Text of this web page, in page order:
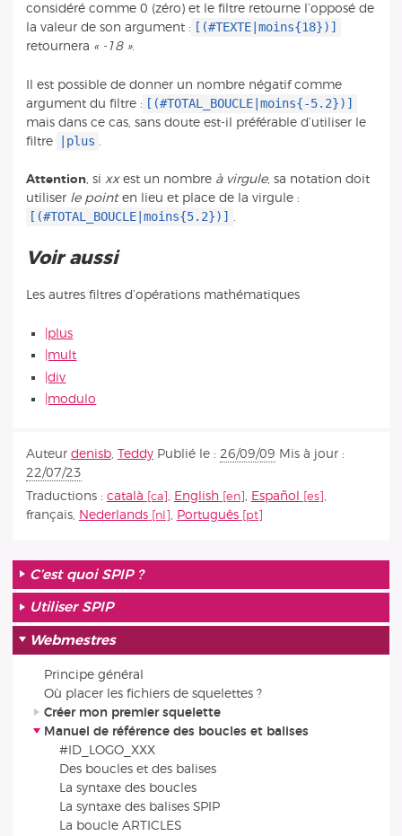
considéré comme 0 (zéro) et le filtre retourne l’opposé de
la valeur de son argument : [(#TEXTE|moins{18})]
retournera « -18 ».
Il est possible de donner un nombre négatif comme
argument du filtre : [(#TOTAL_BOUCLE|moins{-5.2})]
mais dans ce cas, sans doute est-il préférable d’utiliser le
filtre
|plus
Attention, si xxest un nombre à virgule, sa notation doit
utiliser le pointen lieu et place de la virgule :
[(#TOTAL_BOUCLE|moins{5.2})] .
Voir aussi
Les autres filtres d’opérations mathématiques
|plus
|mult
|div
|modulo
Auteur denisb, Teddy Publié le : 26/09/09 Mis à jour :
22/07/23
Traductions : català English Español
français, Nederlands Português
C’est quoi SPIP ?
Utiliser SPIP
Webmestres
Principe général
Où placer les fichiers de squelettes ?
Créer mon premier squelette
Manuel de référence des boucles et balises
#ID_LOGO_XXX
Des boucles et des balises
La syntaxe des boucles
La syntaxe des balises SPIP
La boucle ARTICLES